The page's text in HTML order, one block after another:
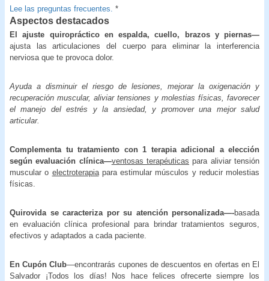
Lee las preguntas frecuentes. *
Aspectos destacados
El ajuste quiropráctico en espalda, cuello, brazos y piernas—
ajusta las articulaciones del cuerpo para eliminar la interferencia
nerviosa que te provoca dolor.
Ayuda a disminuir el riesgo de lesiones, mejorar la oxigenación y
recuperación muscular, aliviar tensiones y molestias físicas, favorecer
el manejo del estrés y la ansiedad, y promover una mejor salud
articular.
Complementa tu tratamiento con 1 terapia adicional a elección
según evaluación clínica—ventosas terapéuticas para aliviar tensión
muscular o electroterapiapara estimular músculos y reducir molestias
físicas.
Quirovida se caracteriza por su atención personalizada—-basada
en evaluación clínica profesional para brindar tratamientos seguros,
efectivos y adaptados a cada paciente.
En Cupón Club—encontrarás cupones de descuentos en ofertas en El
Salvador ¡Todos los días! Nos hace felices ofrecerte siempre los